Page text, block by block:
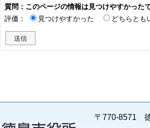
質問：このページの情報は見つけやすかった
評価：
見つけやすかった どちらとも
〒770-8571